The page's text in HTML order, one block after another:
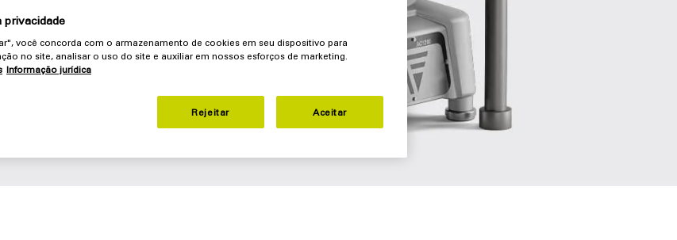
privacidade
você concorda com o armazenamento de cookies em seu dispositivo para
no site, analisar o uso do site e auxiliar em nossos esforços de marketing.
Informação jurídica
Rejeitar Aceitar